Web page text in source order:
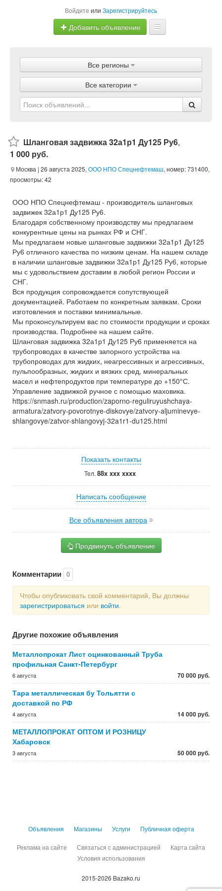
Войдите или Зарегистрируйтесь
Добавить объявление
Объявления
Магазины
Услуги
Все регионы
Все категории
Шланговая задвижка 32а1р1 Ду125 Ру6,
1 000 руб.
Москва | 26 августа 2025, ООО НПО Спецнефтемаш, номер: 731400,
просмотры: 42
ООО НПО Спецнефтемаш - производитель шланговых
задвижек 32а1р1 Ду125 Ру6.
Благодаря собственному производству мы предлагаем
конкурентные цены на рынках РФ и СНГ.
Мы предлагаем новые шланговые задвижки 32а1р1 Ду125
Ру6 отличного качества по низким ценам. На нашем складе
в наличии шланговые задвижки 32а1р1 Ду125 Ру6, которые
мы с удовольствием доставим в любой регион России и
СНГ.
Вся продукция сопровождается сопутствующей
документацией. Работаем по конкретным заявкам. Сроки
изготовления и поставки минимальные.
Мы проконсультируем вас по стоимости продукции и сроках
производства. Подробнее на нашем сайте.
Шланговая задвижка 32а1р1 Ду125 Ру6 применяется на
трубопроводах в качестве запорного устройства на
трубопроводах для жидких, неагрессивных и агрессивных,
пульпообразных, жидких и вязких сред, минеральных
масел и нефтепродуктов при температуре до +150°С.
Управление задвижкой ручное с помощью маховика.
https://snmash.ru/production/zaporno-reguliruyushchaya-
armatura/zatvory-povorotnye-diskovye/zatvory-aljuminevye-
shlangovye/zatvor-shlangovyj-32a1r1-du125.html
Показать контакты
Тел. 88x xxx xxxx
Написать сообщение
Все объявления автора
Продвинуть объявление
Комментарии 0
Чтобы опубликовать свой комментарий, Вы должны
зарегистрироваться или войти.
Другие похожие объявления
Металлопрокат Лист оцинкованный Труба
профильная Санкт-Петербург
6 августа 70 000 руб.
Тара металлическая бу Тольятти с
доставкой по РФ
4 августа 14 000 руб.
МЕТАЛЛОПРОКАТ ОПТОМ И РОЗНИЦУ
Хабаровск
3 августа 50 000 руб.
Объявления Магазины Услуги Публичная оферта
Реклама на сайте Связаться с администрацией
Карта сайта
Условия использования
2015-2026 Bazako.ru